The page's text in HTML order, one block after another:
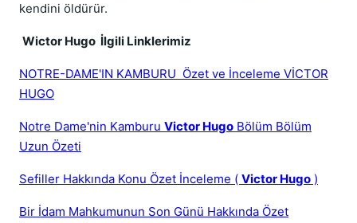
kendini öldürür.
Wictor Hugo İlgili Linklerimiz
NOTRE-DAME'IN KAMBURU Özet ve İnceleme VİCTOR
HUGO
Notre Dame'nin Kamburu Victor Hugo Bölüm Bölüm
Uzun Özeti
Sefiller Hakkında Konu Özet İnceleme ( Victor Hugo )
Bir İdam Mahkumunun Son Günü Hakkında Özet